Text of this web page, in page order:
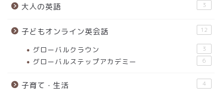
大人の英語 3
子どもオンライン英会話 12
グローバルクラウン 3
グローバルステップアカデミー 6
子育て・生活 4